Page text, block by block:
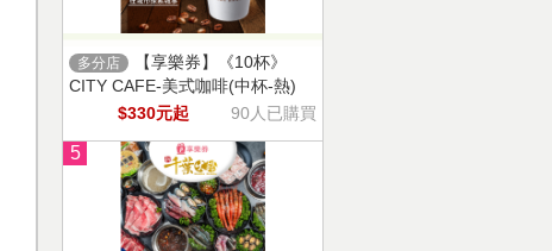
多分店
【享樂券】《10杯》
CITY CAFE-美式咖啡(中杯-熱)
$330元起
90人已購買
5